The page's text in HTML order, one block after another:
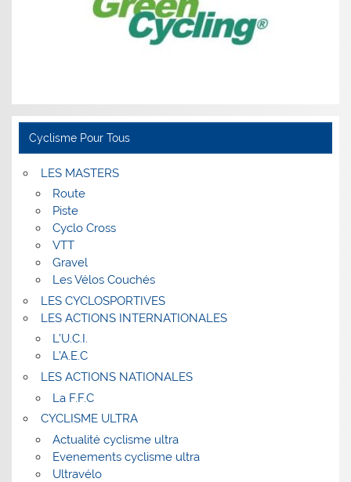
Cyclisme Pour Tous
LES MASTERS
Route
Piste
Cyclo Cross
VTT
Gravel
Les Vélos Couchés
LES CYCLOSPORTIVES
LES ACTIONS INTERNATIONALES
L’U.C.I.
L’A.E.C
LES ACTIONS NATIONALES
La F.F.C
CYCLISME ULTRA
Actualité cyclisme ultra
Evenements cyclisme ultra
Ultravélo